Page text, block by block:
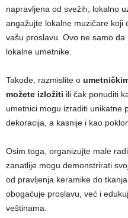
napravljena od svežih, lokalno
angažujte lokalne muzičare koji
vašu proslavu. Ovo ne samo da
lokalne umetnike.
Takođe, razmislite o
možete izložiti ili čak ponuditi
umetnici mogu izraditi unikatne
dekoracija, a kasnije i kao
Osim toga, organizujte male
zanatlije mogu demonstrirati
od pravljenja keramike do
obogaćuje proslavu, već i
veštinama.